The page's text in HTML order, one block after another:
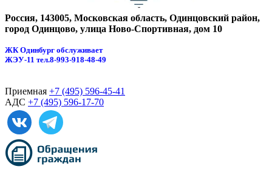
Россия, 143005, Московская область, Одинцовский район,
город Одинцово, улица Ново-Спортивная, дом 10
ЖК Одинбург обслуживает
ЖЭУ-11 тел.8-993-918-48-49
Приемная +7 (495) 596-45-41
АДС +7 (495) 596-17-70